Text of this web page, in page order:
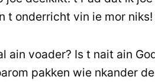
t onderricht vin ie mor niks!
ain voader? Is t nait ain
pakken wie nkander